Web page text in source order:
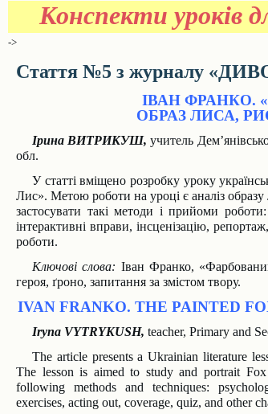
Конспекти уроків
->
Стаття №5 з журналу
ІВАН ФРАНКО.
ОБРАЗ ЛИСА,
Ірина ВИТРИКУШ,учитель
обл.
У статті вміщено розробку уроку
Лис». Метою роботи на уроці є аналіз
застосувати такі методи і прийоми роботи:
інтерактивні вправи, інсценізацію,
роботи.
Ключові слова: Іван Франко,
героя, ґроно, запитання за змістом твору.
IVAN FRANKO. THE PAINTED
Iryna VYTRYKUSH, teacher, Primary and
The article presents a Ukrainian literature
The lesson is aimed to study and portrait
following methods and techniques:
exercises, acting out, coverage, quiz, and other